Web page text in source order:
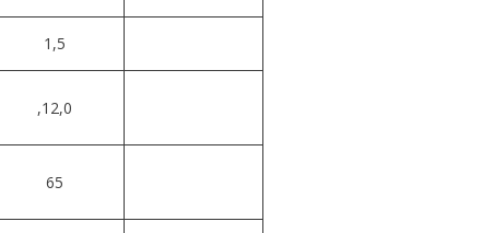
1,5
,12,0
65